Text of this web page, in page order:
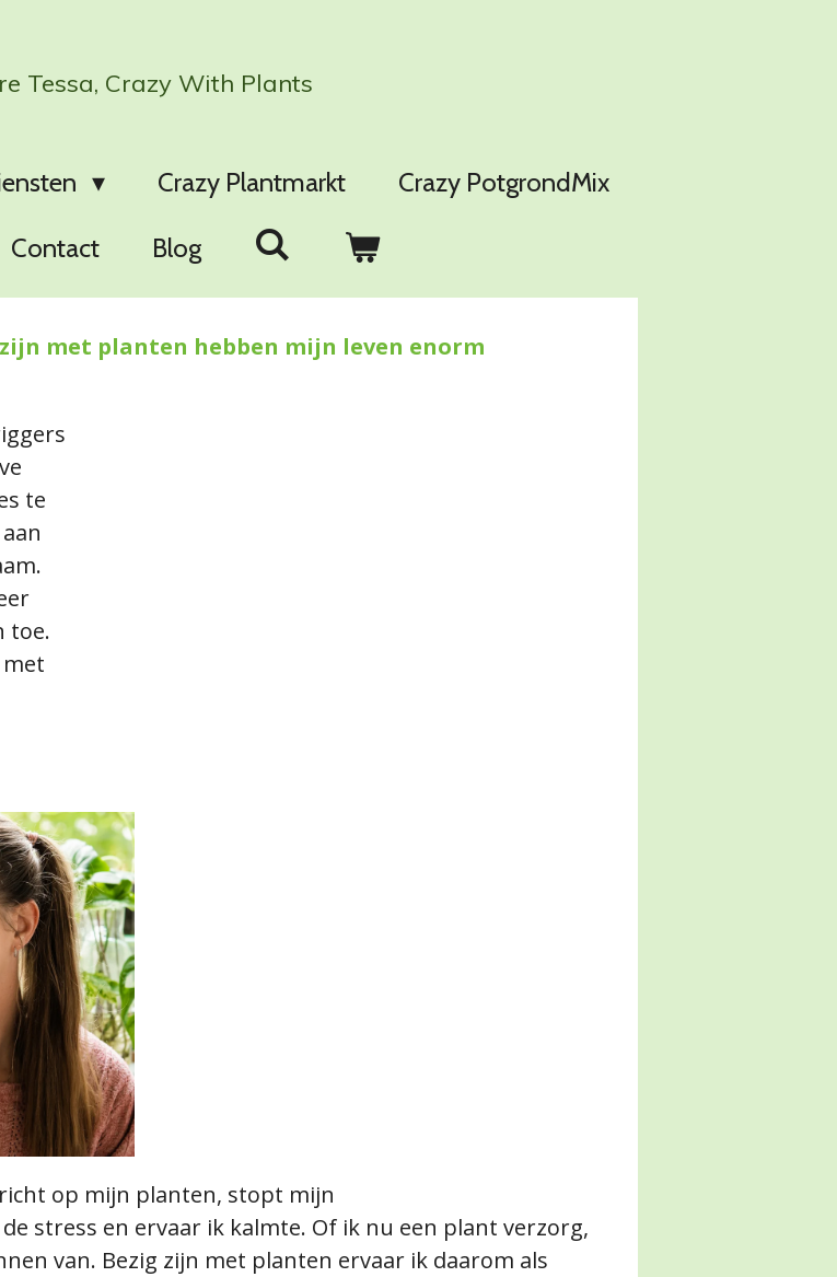
Tessa, Crazy With Plants
Crazy Plantmarkt Crazy PotgrondMix
Contact Blog
met planten hebben mijn leven enorm
te
toe.
op mijn planten, stopt mijn
stress en ervaar ik kalmte. Of ik nu een plant verzorg,
van. Bezig zijn met planten ervaar ik daarom als